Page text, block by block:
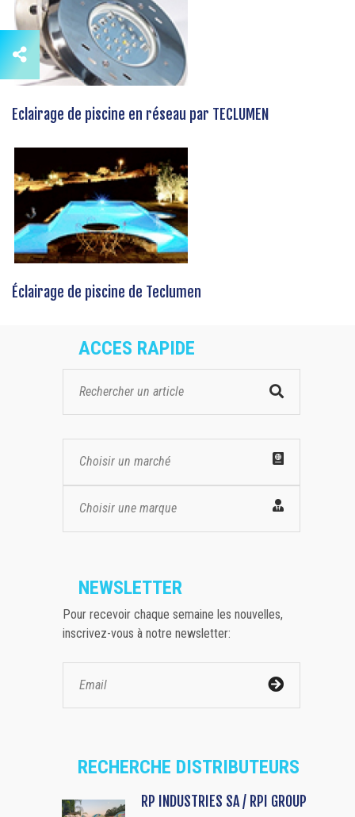
Eclairage de piscine en réseau par TECLUMEN
Éclairage de piscine de Teclumen
ACCES RAPIDE
Choisir un marché
Choisir une marque
NEWSLETTER
Pour recevoir chaque semaine les nouvelles,
inscrivez-vous à notre newsletter:
RECHERCHE DISTRIBUTEURS
RP INDUSTRIES SA / RPI GROUP